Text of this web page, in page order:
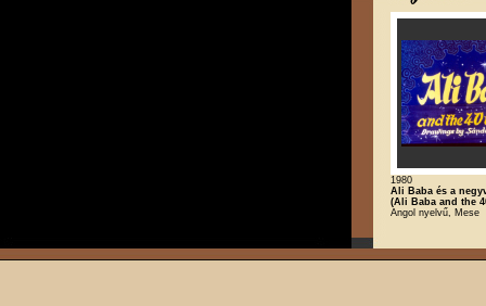
1980
Ali Baba és a
(Ali Baba and the
Angol nyelvű, Mese